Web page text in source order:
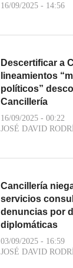
16/09/2025 - 14:56
Descertificar a
lineamientos
políticos”
Cancillería
16/09/2025 - 00:22
JOSÉ DAVID
Cancillería
servicios
denuncias por
diplomáticas
03/09/2025 - 16:59
JOSÉ DAVID